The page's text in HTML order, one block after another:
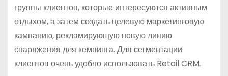
группы клиентов, которые интересуются активным
отдыхом, а затем создать целевую маркетинговую
кампанию, рекламирующую новую линию
снаряжения для кемпинга. Для сегментации
клиентов очень удобно использовать Retail CRM.